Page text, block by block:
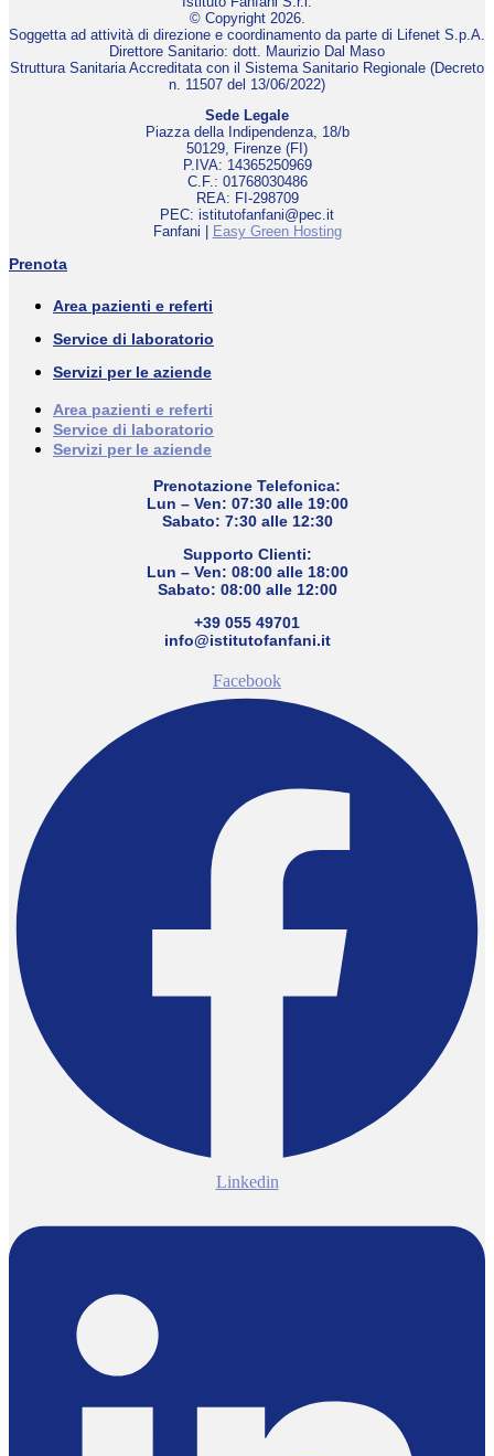
© Copyright 2026.
Soggetta ad attività di direzione e coordinamento da parte di Lifenet S.p.A.
Direttore Sanitario: dott. Maurizio Dal Maso
Struttura Sanitaria Accreditata con il Sistema Sanitario Regionale (Decreto
n. 11507 del 13/06/2022)
Sede Legale
Piazza della Indipendenza, 18/b
50129, Firenze (FI)
P.IVA: 14365250969
C.F.: 01768030486
REA: FI-298709
PEC: istitutofanfani@pec.it
Fanfani | Easy Green Hosting
Prenota
Area pazienti e referti
Service di laboratorio
Servizi per le aziende
Area pazienti e referti
Service di laboratorio
Servizi per le aziende
Prenotazione Telefonica:
Lun – Ven: 07:30 alle 19:00
Sabato: 7:30 alle 12:30
Supporto Clienti:
Lun – Ven: 08:00 alle 18:00
Sabato: 08:00 alle 12:00
+39 055 49701
info@istitutofanfani.it
Facebook
Linkedin